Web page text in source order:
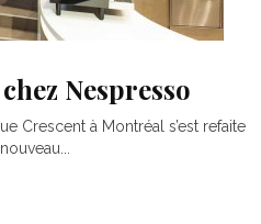
Nespresso
Crescent à Montréal s’est refaite